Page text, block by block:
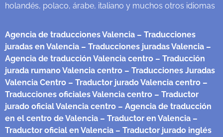
holandés, polaco, árabe, italiano y muchos otros idiomas
Agencia de traducciones Valencia – Traducciones
juradas en Valencia – Traducciones juradas Valencia –
Agencia de traducción Valencia centro – Traducción
jurada rumano Valencia centro – Traducciones Juradas
Valencia Centro – Traductor jurado Valencia centro –
Traducciones oficiales Valencia centro – Traductor
jurado oficial Valencia centro – Agencia de traducción
en el centro de Valencia – Traductor en Valencia –
Traductor oficial en Valencia – Traductor jurado inglés